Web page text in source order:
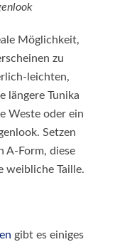
Möglichkeit,
zu
leichten,
längere Tunika
Weste oder ein
Setzen
A-Form, diese
weibliche Taille.
gibt es einiges